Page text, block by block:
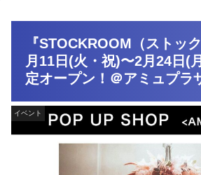
『STOCKROOM（ストッ
月11日(火・祝)〜2月24日(
定オープン！＠アミュプラ
イベント